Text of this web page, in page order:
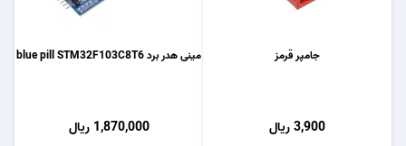
مینی هدر برد blue pill STM32F103C8T6
1,870,000 ریال
جامپر قرمز
3,900 ریال